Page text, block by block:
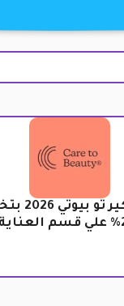
كود خصم